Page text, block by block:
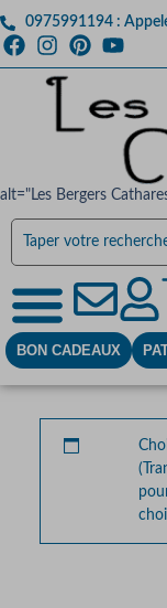
0975991194 :
alt="Les Bergers
BON CADEAUX